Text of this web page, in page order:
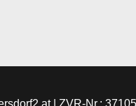
| ZVR-Nr.: